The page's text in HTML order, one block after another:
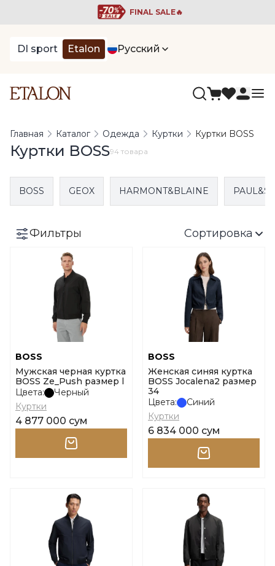
FINAL SALE🔥
DI sport Etalon Русский
Главная Каталог Одежда Куртки Куртки BOSS
Куртки BOSS94 товара
BOSS GEOX HARMONT&BLAINE
Фильтры Сортировка
BOSS
Мужская черная куртка
BOSS Ze_Push размер l
Цвета:
Черный
Куртки
4 877 000 сум
BOSS
Женская синяя куртка
BOSS Jocalena2 размер
34
Цвета:
Синий
Куртки
6 834 000 сум